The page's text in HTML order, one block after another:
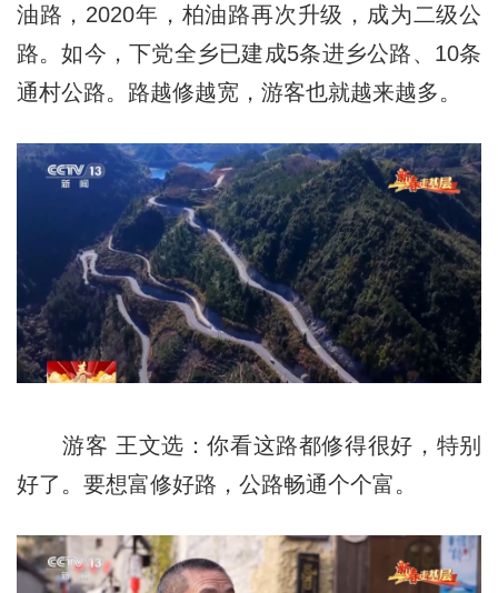
油路，2020年，柏油路再次升级，成为二级公
路。如今，下党全乡已建成5条进乡公路、10条
通村公路。路越修越宽，游客也就越来越多。
游客 王文选：你看这路都修得很好，特别
好了。要想富修好路，公路畅通个个富。